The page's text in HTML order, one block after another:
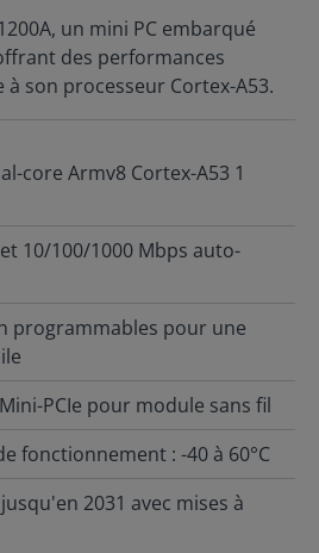
un mini PC embarqué
des performances
son processeur Cortex-A53.
core Armv8 Cortex-A53 1
10/100/1000 Mbps auto-
programmables pour une
PCIe pour module sans fil
fonctionnement : -40 à 60°C
2031 avec mises à